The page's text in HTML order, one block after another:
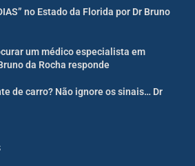
no Estado da Florida por Dr Bruno
um médico especialista em
da Rocha responde
de carro? Não ignore os sinais… Dr